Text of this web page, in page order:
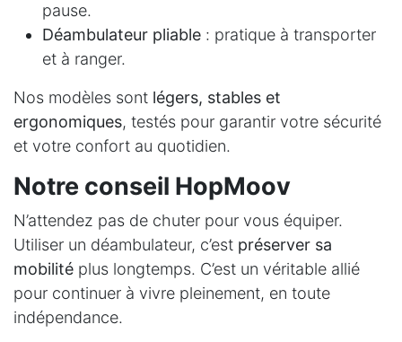
pause.
Déambulateur pliable : pratique à transporter
et à ranger.
Nos modèles sont légers, stables et
ergonomiques, testés pour garantir votre sécurité
et votre confort au quotidien.
Notre conseil HopMoov
N’attendez pas de chuter pour vous équiper.
Utiliser un déambulateur, c’est préserver sa
mobilité plus longtemps. C’est un véritable allié
pour continuer à vivre pleinement, en toute
indépendance.